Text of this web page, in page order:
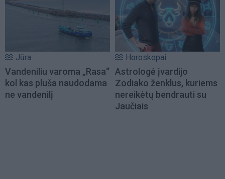
Jūra
Vandeniliu varoma „Rasa“
kol kas pluša naudodama
ne vandenilį
Horoskopai
Astrologė įvardijo
Zodiako ženklus, kuriems
nereikėtų bendrauti su
Jaučiais